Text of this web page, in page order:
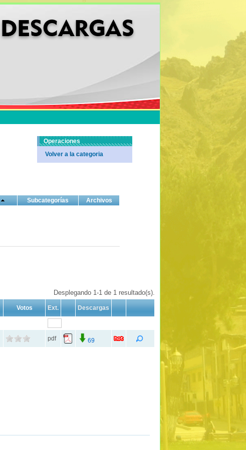
Subcategorías Archivos
Desplegando 1-1 de 1 resultado(s).
Votos Ext. Descargas
pdf 69
Operaciones
Volver a la categoria